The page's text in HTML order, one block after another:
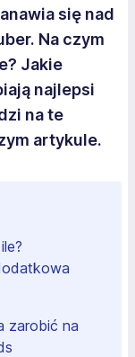
się nad
Na czym
Jakie
najlepsi
na te
artykule.
zarobić na